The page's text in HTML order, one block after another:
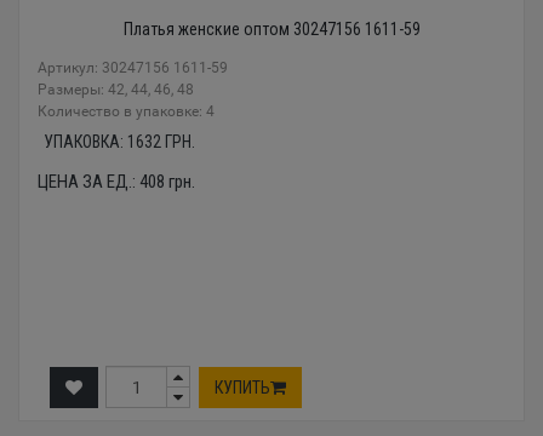
Платья женские оптом 30247156 1611-59
Артикул: 30247156 1611-59
Размеры: 42, 44, 46, 48
Количество в упаковке: 4
УПАКОВКА: 1632 ГРН.
ЦЕНА ЗА ЕД.: 408 грн.
КУПИТЬ